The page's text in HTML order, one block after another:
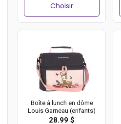
Choisir
Boîte à lunch en dôme
Louis Garneau (enfants)
28.99 $